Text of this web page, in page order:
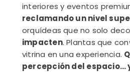
interiores y eventos
reclamando un nivel
orquídeas que no solo
impacten. Plantas que
vitrina en una experiencia.
percepción del espacio…